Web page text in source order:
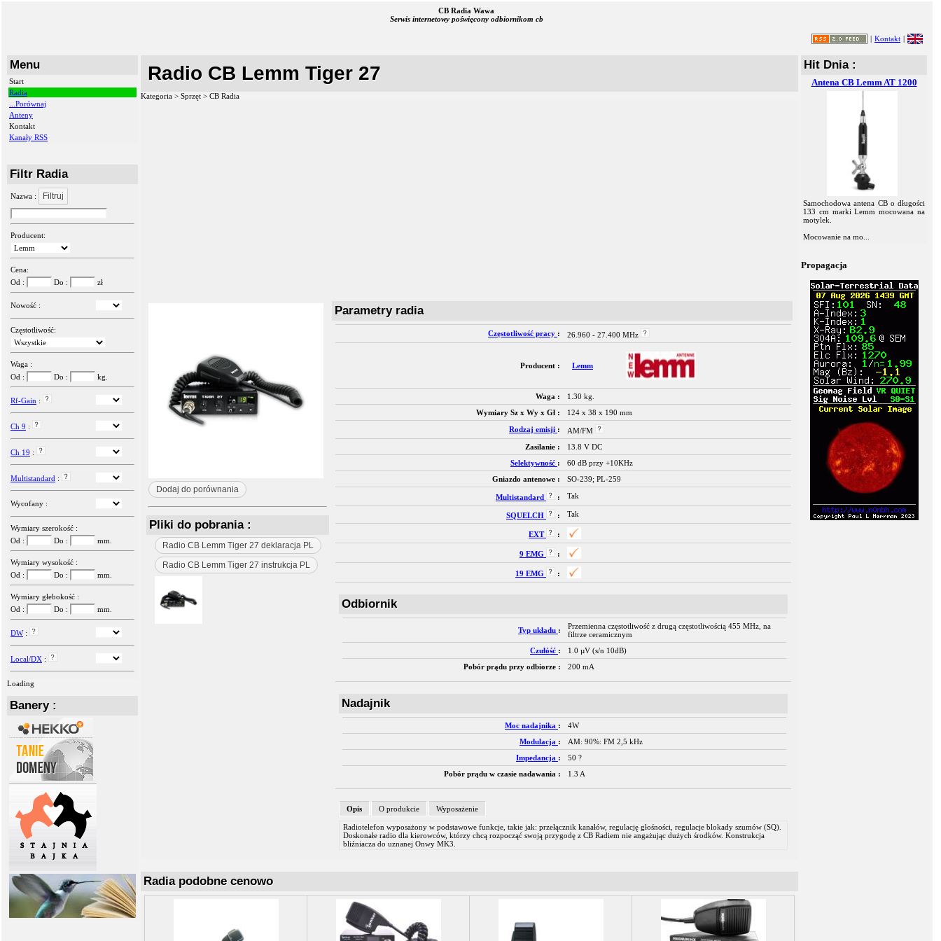
CB Radia Wawa
Serwis internetowy poświęcony odbiornikom cb
| Kontakt |
Menu
Start
Radia
...Porównaj
Anteny
Kontakt
Kanały RSS
Filtr Radia
Nazwa : Filtruj
Producent:
Cena:
Od :
Do : zł
Nowość :
Częstotliwość:
Waga :
Od :
Do : kg.
Rf-Gain :
Ch 9 :
Ch 19 :
Multistandard :
Wycofany :
Wymiary szerokość :
Od :
Do : mm.
Wymiary wysokość :
Od :
Do : mm.
Wymiary głebokość :
Od :
Do : mm.
DW:
Local/DX :
Loading
Banery :
Radio CB Lemm Tiger 27
Kategoria > Sprzęt > CB Radia
Dodaj do porównania
Pliki do pobrania :
Radio CB Lemm Tiger 27 deklaracja PL
Radio CB Lemm Tiger 27 instrukcja PL
Parametry radia
Częstotliwość pracy : 26.960 - 27.400 MHz
Producent : Lemm
Waga :
1.30 kg.
Wymiary Sz x Wy x Gł :
124 x 38 x 190 mm
Rodzaj emisji :
AM/FM
Zasilanie :
13.8 V DC
Selektywność :
60 dB przy +10KHz
Gniazdo antenowe :
SO-239; PL-259
Multistandard : Tak
SQUELCH : Tak
EXT :
9 EMG :
19 EMG :
Odbiornik
Typ układu :
Przemienna częstotliwość z drugą częstotliwością 455 MHz, na
filtrze ceramicznym
Czułóść :
1.0 µV (s/n 10dB)
Pobór prądu przy odbiorze :
200 mA
Nadajnik
Moc nadajnika :
4W
Modulacja :
AM: 90%: FM 2,5 kHz
Impedancja :
50 ?
Pobór prądu w czasie nadawania :
1.3 A
Opis O produkcie Wyposażenie
Radiotelefon wyposażony w podstawowe funkcje, takie jak: przełącznik kanałów, regulację głośności, regulacje blokady szumów (SQ).
Doskonałe radio dla kierowców, którzy chcą rozpocząć swoją przygodę z CB Radiem nie angażując dużych środków. Konstrukcja
bliźniacza do uznanej Onwy MK3.
Radia podobne cenowo
Hit Dnia :
Antena CB Lemm AT 1200
Samochodowa antena CB o długości
133 cm marki Lemm mocowana na
motylek.
Mocowanie na mo...
Propagacja